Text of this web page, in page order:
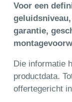
Voor een
garantie,
Die informatie
productdata.
offertegericht